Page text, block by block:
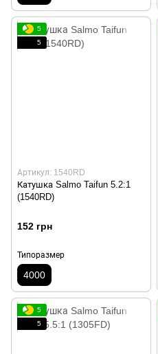
5
5
Артикул: 1540RD
Катушка Salmo Taifun 5.2:1
(1540RD)
152 грн
Типоразмер
4000
5
5